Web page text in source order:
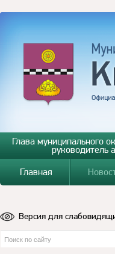
Глава муниципального
руководитель
Главная
Версия для